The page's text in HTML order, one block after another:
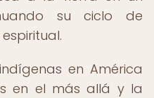
su ciclo de
en América
en el más allá y la